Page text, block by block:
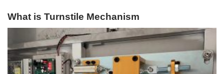
What is Turnstile Mechanism